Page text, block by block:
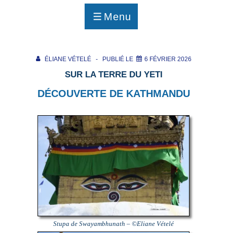
Menu
MENU
ÉLIANE VÉTELÉ PUBLIÉ LE 6 FÉVRIER 2026
SUR LA TERRE DU YETI
DÉCOUVERTE DE KATHMANDU
Stupa de Swayambhunath – ©Eliane Vételé